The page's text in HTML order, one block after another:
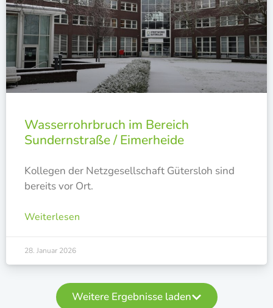
Wasserrohrbruch im Bereich
Sundernstraße / Eimerheide
Kol­le­gen der Netz­ge­sell­schaft Güters­loh sind
bereits vor Ort.
Weiterlesen
28. Januar 2026
Weitere Ergebnisse laden